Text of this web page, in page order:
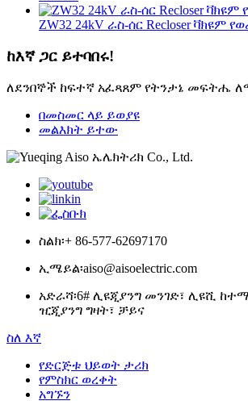
ZW32 24kV ራስ-ሰር Recloser ቫክዩም
ከእኛ ጋር ይተባበሩ!
ለደንበኞች ከፍተኛ አፈጻጸም የትንታኔ መፍትሔ
በመስመር ላይ ይወያዩ
መልእክት ይተው
ስልክ፡+ 86-577-62697170
ኢሜይል፡aiso@aisoelectric.com
አድራሻ፡6# ሊዩጂያንግ መንገድ፣ ሊዩሺ
ዢጂያንግ ግዛት፣ ቻይና
ስለ እኛ
የድርጅቱ ህይወት ታሪክ
የምስክር ወረቀት
አግኙን